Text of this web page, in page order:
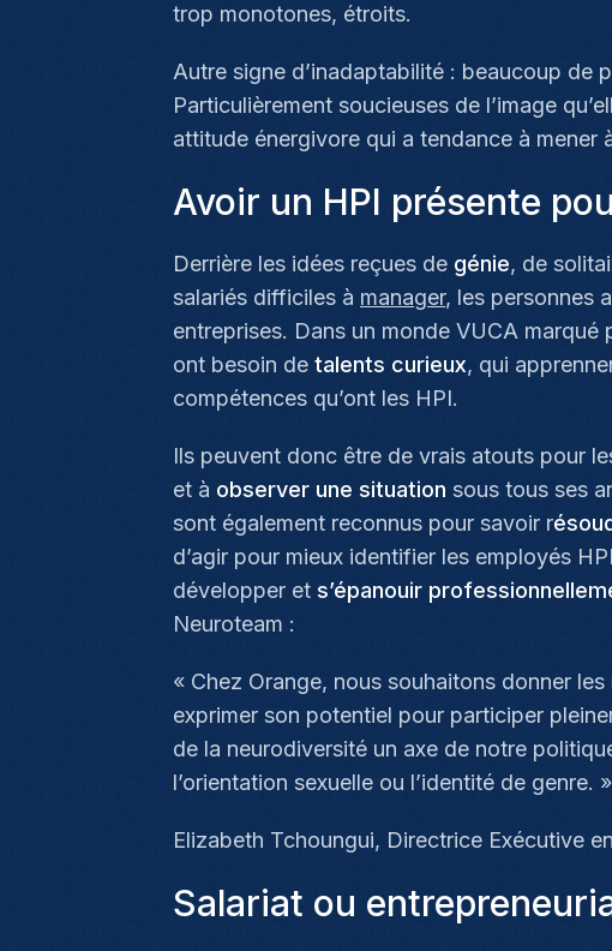
trop monotones, étroits.
Autre signe d’inadaptabilité : beaucoup de
Particulièrement soucieuses de l’image
attitude énergivore qui a tendance à mener
Avoir un HPI présente
Derrière les idées reçues de génie, de
salariés difficiles à manager, les personnes
entreprises. Dans un monde VUCA
ont besoin de talents curieux, qui
compétences qu’ont les HPI.
Ils peuvent donc être de vrais atouts pour
et à observer une situation sous tous ses
sont également reconnus pour savoir r
d’agir pour mieux identifier les employés
développer et s’épanouir
Neuroteam :
« Chez Orange, nous souhaitons donner
exprimer son potentiel pour participer
de la neurodiversité un axe de notre
l’orientation sexuelle ou l’identité de genre. »
Elizabeth Tchoungui, Directrice Exécutive
Salariat ou